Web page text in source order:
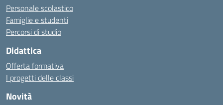
Personale scolastico
Famiglie e studenti
Percorsi di studio
Didattica
Offerta formativa
I progetti delle classi
Novità